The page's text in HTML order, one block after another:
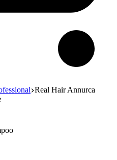
Real Hair Annurca